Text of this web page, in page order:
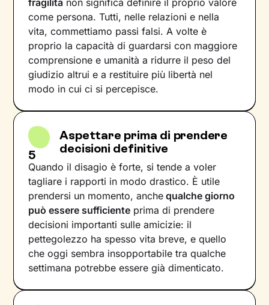
fragilità non significa definire il proprio valore
come persona. Tutti, nelle relazioni e nella
vita, commettiamo passi falsi. A volte è
proprio la capacità di guardarsi con maggiore
comprensione e umanità a ridurre il peso del
giudizio altrui e a restituire più libertà nel
modo in cui ci si percepisce.
5
Aspettare prima di prendere
decisioni definitive
Quando il disagio è forte, si tende a voler
tagliare i rapporti in modo drastico. È utile
prendersi un momento, anche qualche giorno
può essere sufficiente prima di prendere
decisioni importanti sulle amicizie: il
pettegolezzo ha spesso vita breve, e quello
che oggi sembra insopportabile tra qualche
settimana potrebbe essere già dimenticato.